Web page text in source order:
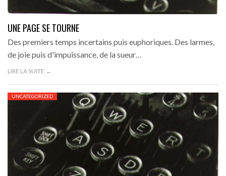
UNE PAGE SE TOURNE
Des premiers temps incertains puis euphoriques. Des larmes,
de joie puis d'impuissance, de la sueur…
LIRE LA SUITE →
UNCATEGORIZED